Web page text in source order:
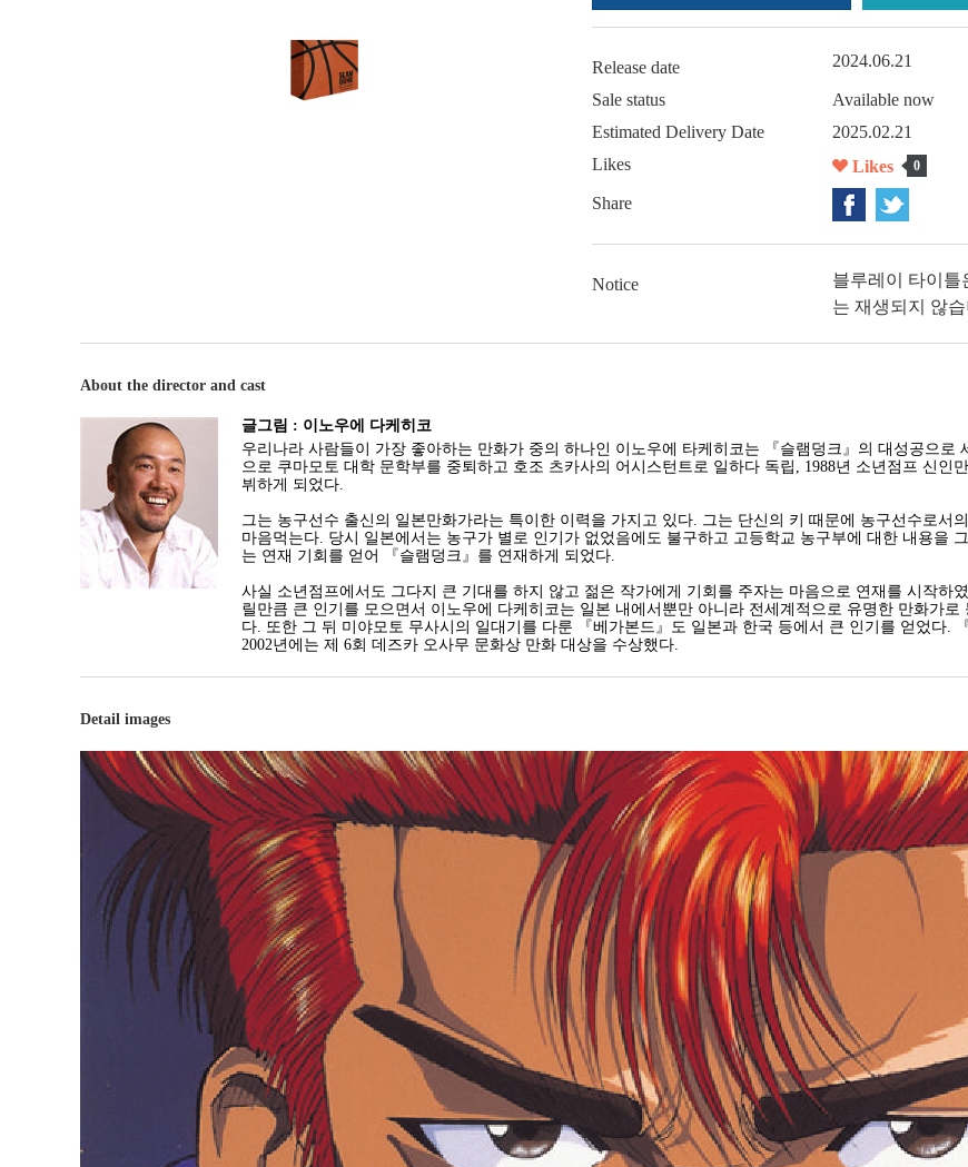
Release date 2024.06.21
Sale status
Available now
Estimated Delivery Date
2025.02.21
Likes
Likes 0
Share
Notice
블루레이 타이틀
는 재생되지 않
About the director and cast
글그림 : 이노우에 다케히코
우리나라 사람들이 가장 좋아하는 만화가 중의 하나인 이노우에 타케히코는 『슬램덩크』의 대성공으로
으로 쿠마모토 대학 문학부를 중퇴하고 호조 츠카사의 어시스턴트로 일하다 독립, 1988년 소년점프 신인
뷔하게 되었다.
그는 농구선수 출신의 일본만화가라는 특이한 이력을 가지고 있다. 그는 단신의 키 때문에 농구선수로서
마음먹는다. 당시 일본에서는 농구가 별로 인기가 없었음에도 불구하고 고등학교 농구부에 대한 내용을
는 연재 기회를 얻어 『슬램덩크』를 연재하게 되었다.
사실 소년점프에서도 그다지 큰 기대를 하지 않고 젊은 작가에게 기회를 주자는 마음으로 연재를 시작하
릴만큼 큰 인기를 모으면서 이노우에 다케히코는 일본 내에서뿐만 아니라 전세계적으로 유명한 만화가
다. 또한 그 뒤 미야모토 무사시의 일대기를 다룬 『베가본드』도 일본과 한국 등에서 큰 인기를 얻었다.
2002년에는 제 6회 데즈카 오사무 문화상 만화 대상을 수상했다.
Detail images